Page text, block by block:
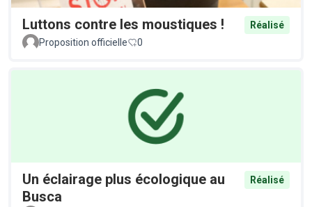
Luttons contre les moustiques !
Réalisé
Proposition officielle
0
Un éclairage plus écologique au
Busca
Réalisé